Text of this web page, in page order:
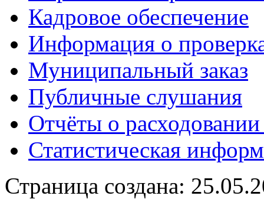
Кадровое обеспечение
Информация о
Муниципальный заказ
Публичные слушания
Отчёты о
Статистическая
Страница создана: